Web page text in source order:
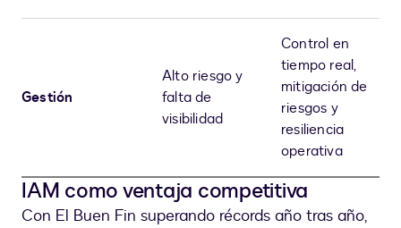
Gestión
Alto riesgo y
falta de
visibilidad
Control en
tiempo real,
mitigación de
riesgos y
resiliencia
operativa
IAM como ventaja competitiva
Con El Buen Fin superando récords año tras año,